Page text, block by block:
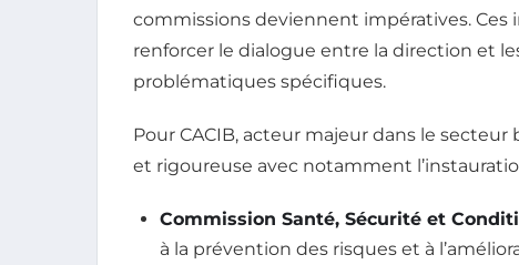
commissions deviennent impératives.
renforcer le dialogue entre la direction et
problématiques spécifiques.
Pour CACIB, acteur majeur dans le
et rigoureuse avec notamment
Commission Santé, Sécurité et
à la prévention des risques et à